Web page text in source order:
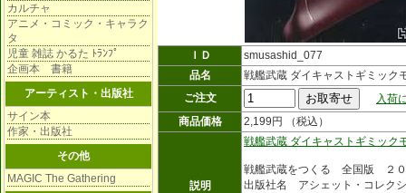
カルチャ
アニメ・コミック・キャラク
タ
児童 雑誌 かるた ﾄﾗﾝﾌﾟ
企画本 書籍
アーティスト・出版社
サイン本
作家・出版社
その他
MAGIC The Gathering
ＩＤ
smusashid_077
品名
戦艦武蔵 ダイキャストギミック
ご注文
入荷
商品価格
2,199円 （税込）
説明
戦艦武蔵 ダイキャストギミック
戦艦武蔵をつくる 全国版 ２０
出版社名 アシェット・コレク